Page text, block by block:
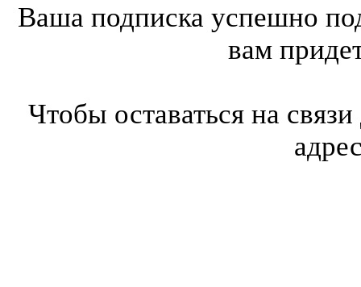
Ваша подписка успешно
вам
Чтобы оставаться на